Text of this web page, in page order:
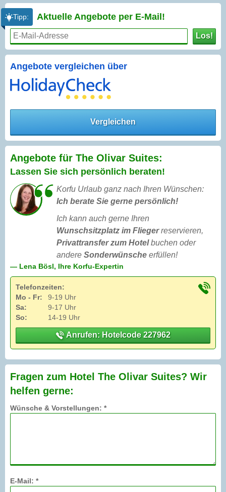
Tipp: Aktuelle Angebote per E-Mail!
Los!
Angebote vergleichen über
Vergleichen
Angebote für The Olivar Suites:
Lassen Sie sich persönlich beraten!
Korfu Urlaub ganz nach Ihren Wünschen:
Ich berate Sie gerne persönlich!
Ich kann auch gerne Ihren
Wunschsitzplatz im Fliegerreservieren,
Privattransfer zum Hotelbuchen oder
andere Sonderwünsche erfüllen!
— Lena Bösl, Ihre Korfu-Expertin
Telefonzeiten:
Mo - Fr:
9-19 Uhr
Sa:
9-17 Uhr
So:
14-19 Uhr
Anrufen: Hotelcode 227962
Fragen zum Hotel The Olivar Suites? Wir
helfen gerne:
Wünsche & Vorstellungen: *
E-Mail: *